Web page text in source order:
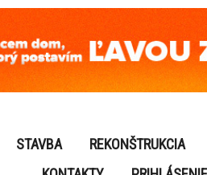
STAVBA REKONŠTRUKCIA